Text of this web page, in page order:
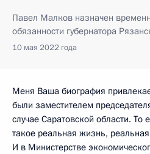
Павел Малков назначен
обязанности губернатора
10 мая 2022 года
Меня Ваша биография
были заместителем
случае Саратовской области. То
такое реальная жизнь,
И в Министерстве